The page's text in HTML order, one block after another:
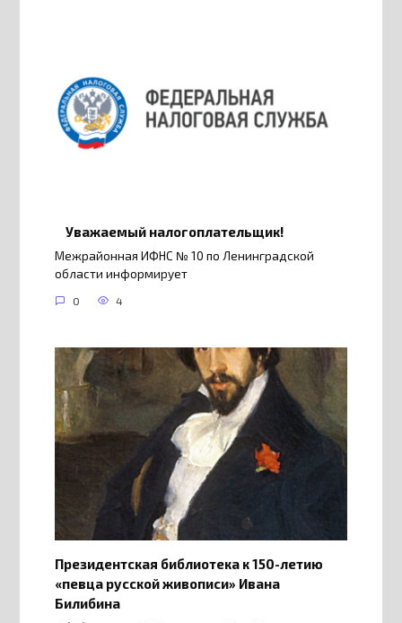
Уважаемый налогоплательщик!
Межрайонная ИФНС № 10 по Ленинградской
области информирует
0 4
Президентская библиотека к 150-летию
«певца русской живописи» Ивана
Билибина